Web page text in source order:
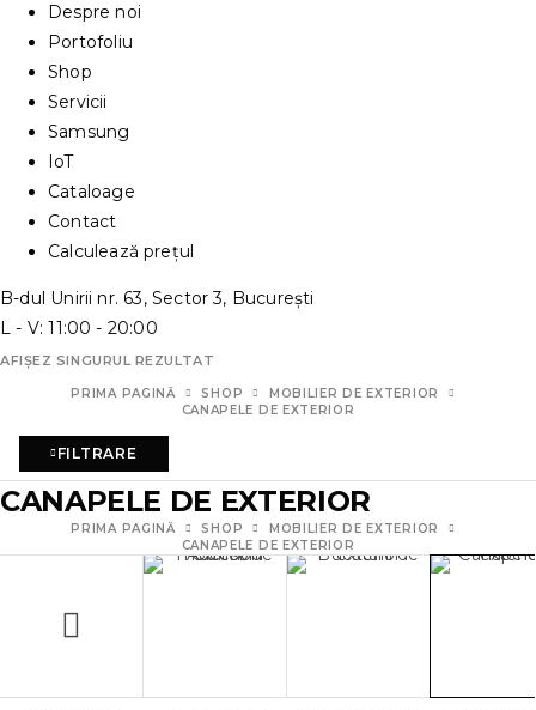
Despre noi
Portofoliu
Shop
Servicii
Samsung
IoT
Cataloage
Contact
Calculează prețul
B-dul Unirii nr. 63, Sector 3, București
L - V: 11:00 - 20:00
AFIȘEZ SINGURUL REZULTAT
PRIMA PAGINĂ SHOP
MOBILIER DE EXTERIOR
CANAPELE DE EXTERIOR
FILTRARE
CANAPELE DE EXTERIOR
PRIMA PAGINĂ SHOP
MOBILIER DE EXTERIOR
CANAPELE DE EXTERIOR